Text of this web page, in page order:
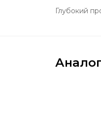
Глубокий